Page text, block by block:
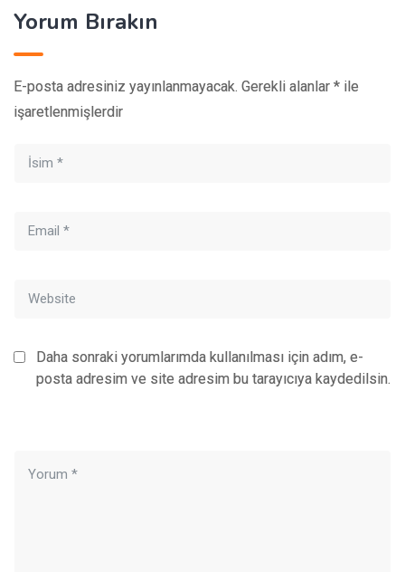
Yorum Bırakın
E-posta adresiniz yayınlanmayacak. Gerekli alanlar * ile
işaretlenmişlerdir
Daha sonraki yorumlarımda kullanılması için adım, e-
posta adresim ve site adresim bu tarayıcıya kaydedilsin.